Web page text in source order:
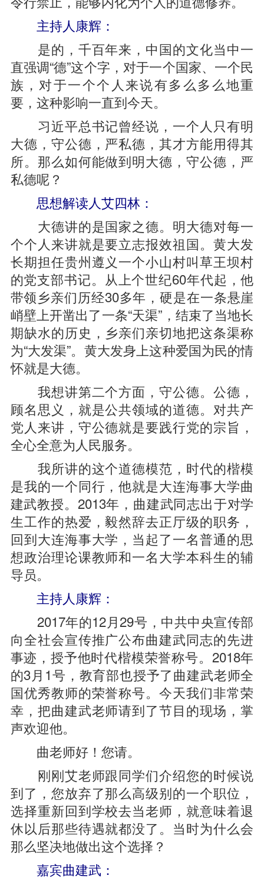
主持人康辉：
是的，千百年来，中国的文化当中一
直强调“德”这个字，对于一个国家、一个民
族，对于一个个人来说有多么多么地重
要，这种影响一直到今天。
习近平总书记曾经说，一个人只有明
大德，守公德，严私德，其才方能用得其
所。那么如何能做到明大德，守公德，严
私德呢？
思想解读人艾四林：
大德讲的是国家之德。明大德对每一
个个人来讲就是要立志报效祖国。黄大发
长期担任贵州遵义一个小山村叫草王坝村
的党支部书记。从上个世纪60年代起，他
带领乡亲们历经30多年，硬是在一条悬崖
峭壁上开凿出了一条“天渠”，结束了当地长
期缺水的历史，乡亲们亲切地把这条渠称
为“大发渠”。黄大发身上这种爱国为民的情
怀就是大德。
我想讲第二个方面，守公德。公德，
顾名思义，就是公共领域的道德。对共产
党人来讲，守公德就是要践行党的宗旨，
全心全意为人民服务。
我所讲的这个道德模范，时代的楷模
是我的一个同行，他就是大连海事大学曲
建武教授。2013年，曲建武同志出于对学
生工作的热爱，毅然辞去正厅级的职务，
回到大连海事大学，当起了一名普通的思
想政治理论课教师和一名大学本科生的辅
导员。
主持人康辉：
2017年的12月29号，中共中央宣传部
向全社会宣传推广公布曲建武同志的先进
事迹，授予他时代楷模荣誉称号。2018年
的3月1号，教育部也授予了曲建武老师全
国优秀教师的荣誉称号。今天我们非常荣
幸，把曲建武老师请到了节目的现场，掌
声欢迎他。
曲老师好！您请。
刚刚艾老师跟同学们介绍您的时候说
到了，您放弃了那么高级别的一个职位，
选择重新回到学校去当老师，就意味着退
休以后那些待遇就都没了。当时为什么会
那么坚决地做出这个选择？
嘉宾曲建武：